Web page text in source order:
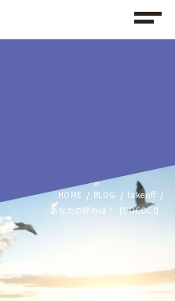
HOME BLOG
take off
あなたの好みは？【COCOCI】